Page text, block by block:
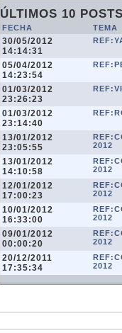
ÚLTIMOS 10
FECHA TEMA
30/05/2012
14:14:31
05/04/2012
14:23:54
01/03/2012
23:26:23
01/03/2012
23:14:40
13/01/2012
23:05:55
2012
13/01/2012
14:10:58
2012
12/01/2012
17:00:23
2012
10/01/2012
16:33:00
2012
09/01/2012
00:00:20
2012
20/12/2011
17:35:34
2012